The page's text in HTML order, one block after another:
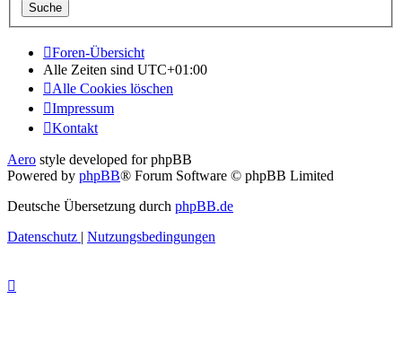
Foren-Übersicht
Alle Zeiten sind UTC+01:00
Alle Cookies löschen
Impressum
Kontakt
Aero style developed for phpBB
Powered by phpBB® Forum Software © phpBB Limited
Deutsche Übersetzung durch phpBB.de
Datenschutz | Nutzungsbedingungen